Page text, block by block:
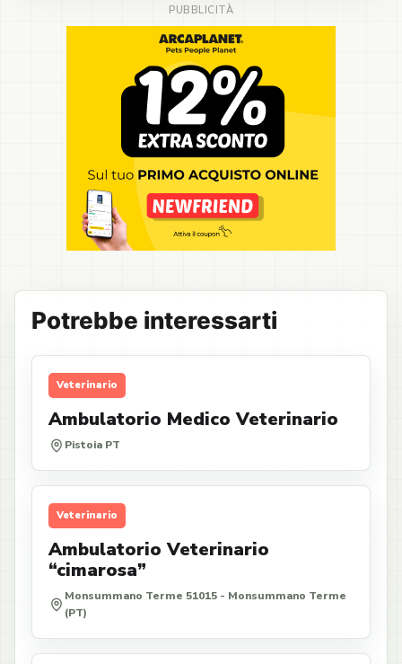
Potrebbe interessarti
Veterinario
Ambulatorio Medico Veterinario
Pistoia PT
Veterinario
Ambulatorio Veterinario
“cimarosa”
Monsummano Terme 51015 - Monsummano Terme
(PT)